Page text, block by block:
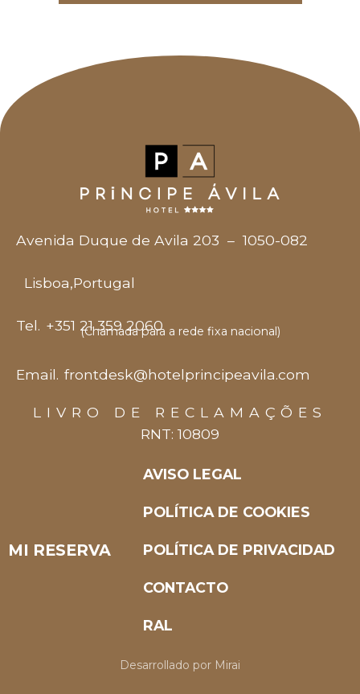
Avenida Duque de Avila 203 – 1050-082
Lisboa,Portugal
Tel. +351 21 359 2060
(Chamada para a rede fixa nacional)
Email. frontdesk@hotelprincipeavila.com
LIVRO DE RECLAMAÇÕES
RNT: 10809
MI RESERVA
AVISO LEGAL
POLÍTICA DE COOKIES
POLÍTICA DE PRIVACIDAD
CONTACTO
RAL
Desarrollado por Mirai